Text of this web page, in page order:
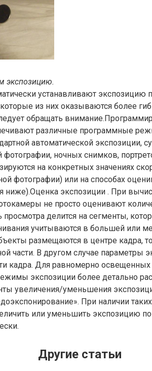
экспозицию.
устанавливают экспозицию
из них оказываются более
обращать
различные программные
автоматической экспозиции,
ночных снимков,
на конкретных значениях
фотографии) или на способах
ниже).Оценка экспозиции . При
не просто оценивают
просмотра делится на сегменты,
учитываются в большей или
размещаются в центре кадра,
части. В другом случае параметры
кадра. Для равномерно
экспозиции более детально
увеличения/уменьшения
При наличии
или уменьшить экспозицию
Другие статьи